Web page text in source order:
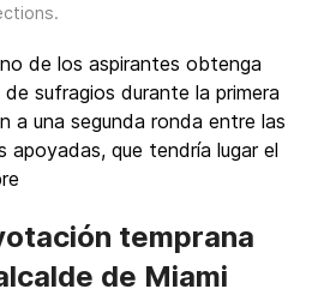
.
de los aspirantes obtenga
sufragios durante la primera
a una segunda ronda entre las
apoyadas, que tendría lugar el
temprana
de Miami